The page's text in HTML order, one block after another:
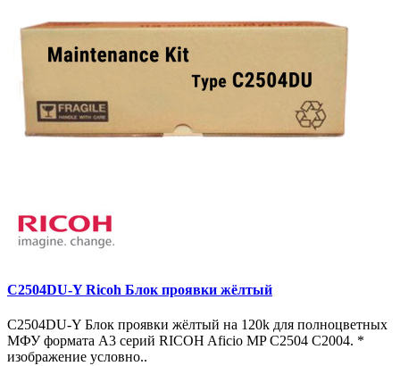
C2504DU-Y Ricoh Блок проявки жёлтый
C2504DU-Y Блок проявки жёлтый на 120k для полноцветных
МФУ формата A3 серий RICOH Aficio MP C2504 C2004. *
изображение условно..